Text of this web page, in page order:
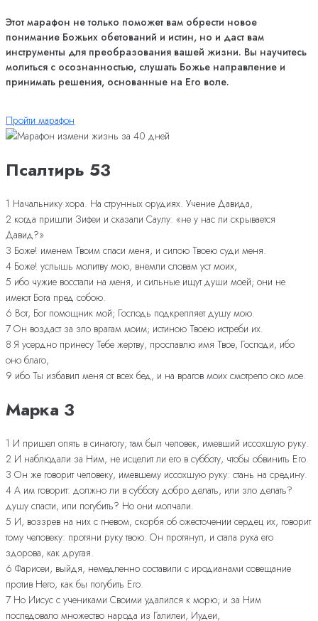
Этот марафон не только поможет вам обрести новое
понимание Божьих обетований и истин, но и даст вам
инструменты для преобразования вашей жизни. Вы научитесь
молиться с осознанностью, слушать Божье направление и
принимать решения, основанные на Его воле.
Пройти марафон
Псалтирь 53
1 Начальнику хора. На струнных орудиях. Учение Давида,
2 когда пришли Зифеи и сказали Саулу: «не у нас ли скрывается
Давид?»
3 Боже! именем Твоим спаси меня, и силою Твоею суди меня.
4 Боже! услышь молитву мою, внемли словам уст моих,
5 ибо чужие восстали на меня, и сильные ищут души моей; они не
имеют Бога пред собою.
6 Вот, Бог помощник мой; Господь подкрепляет душу мою.
7 Он воздаст за зло врагам моим; истиною Твоею истреби их.
8 Я усердно принесу Тебе жертву, прославлю имя Твое, Господи, ибо
оно благо,
9 ибо Ты избавил меня от всех бед, и на врагов моих смотрело око мое.
Марка 3
1 И пришел опять в синагогу; там был человек, имевший иссохшую руку.
2 И наблюдали за Ним, не исцелит ли его в субботу, чтобы обвинить Его.
3 Он же говорит человеку, имевшему иссохшую руку: стань на средину.
4 А им говорит: должно ли в субботу добро делать, или зло делать?
душу спасти, или погубить? Но они молчали.
5 И, воззрев на них с гневом, скорбя об ожесточении сердец их, говорит
тому человеку: протяни руку твою. Он протянул, и стала рука его
здорова, как другая.
6 Фарисеи, выйдя, немедленно составили с иродианами совещание
против Него, как бы погубить Его.
7 Но Иисус с учениками Своими удалился к морю; и за Ним
последовало множество народа из Галилеи, Иудеи,